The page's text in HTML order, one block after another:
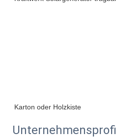
Unternehmensprofil